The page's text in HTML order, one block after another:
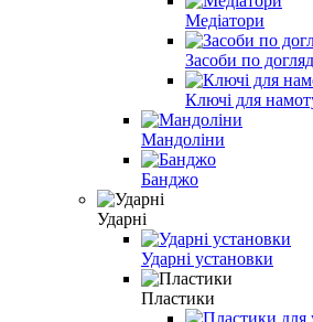
Медіатори
Засоби по
Ключі для
Мандоліни
Банджо
Ударні
Ударні установки
Пластики